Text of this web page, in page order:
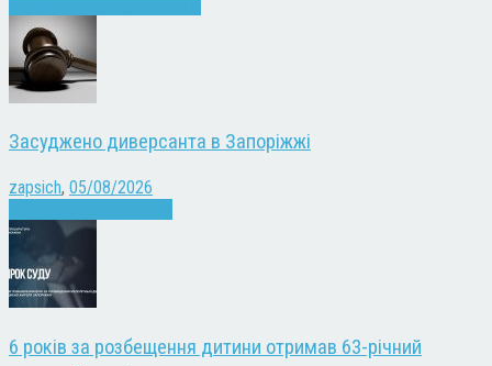
Засуджено диверсанта в Запоріжжі
zapsich, 05/08/2026
6 років за розбещення дитини отримав 63-річний